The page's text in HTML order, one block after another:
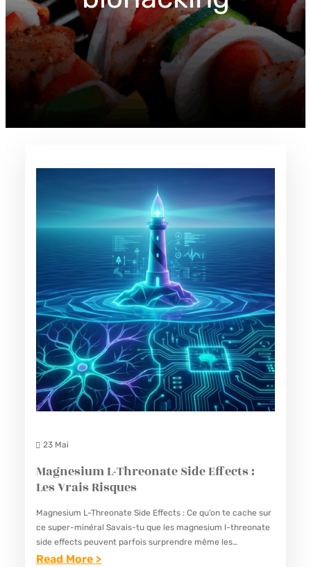
23 Mai
Magnesium L-Threonate Side Effects :
Les Vrais Risques
Magnesium L-Threonate Side Effects : Ce qu’on te cache sur
ce super-minéral Savais-tu que les magnesium l-threonate
side effects peuvent parfois surprendre même les
biohackers les plus expérimentés ? Je discutais justement
Read More >